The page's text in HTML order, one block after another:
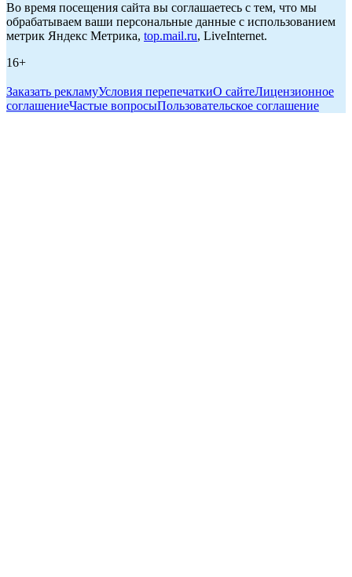
Во время посещения сайта вы соглашаетесь с тем, что мы
обрабатываем ваши персональные данные с использованием
метрик Яндекс Метрика, top.mail.ru, LiveInternet.
16+
Заказать рекламуУсловия перепечаткиО сайтеЛицензионное
соглашениеЧастые вопросыПользовательское соглашение